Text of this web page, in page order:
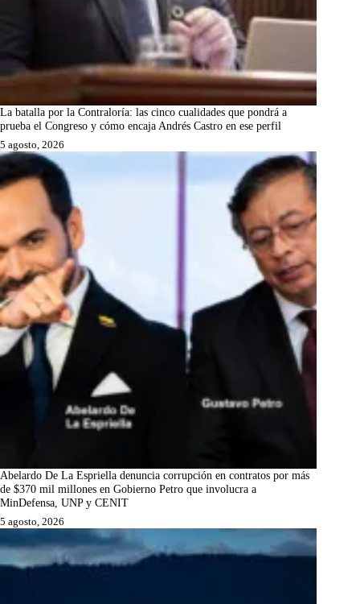
La batalla por la Contraloría: las cinco cualidades que pondrá a
prueba el Congreso y cómo encaja Andrés Castro en ese perfil
5 agosto, 2026
Abelardo De La Espriella denuncia corrupción en contratos por más
de $370 mil millones en Gobierno Petro que involucra a
MinDefensa, UNP y CENIT
5 agosto, 2026